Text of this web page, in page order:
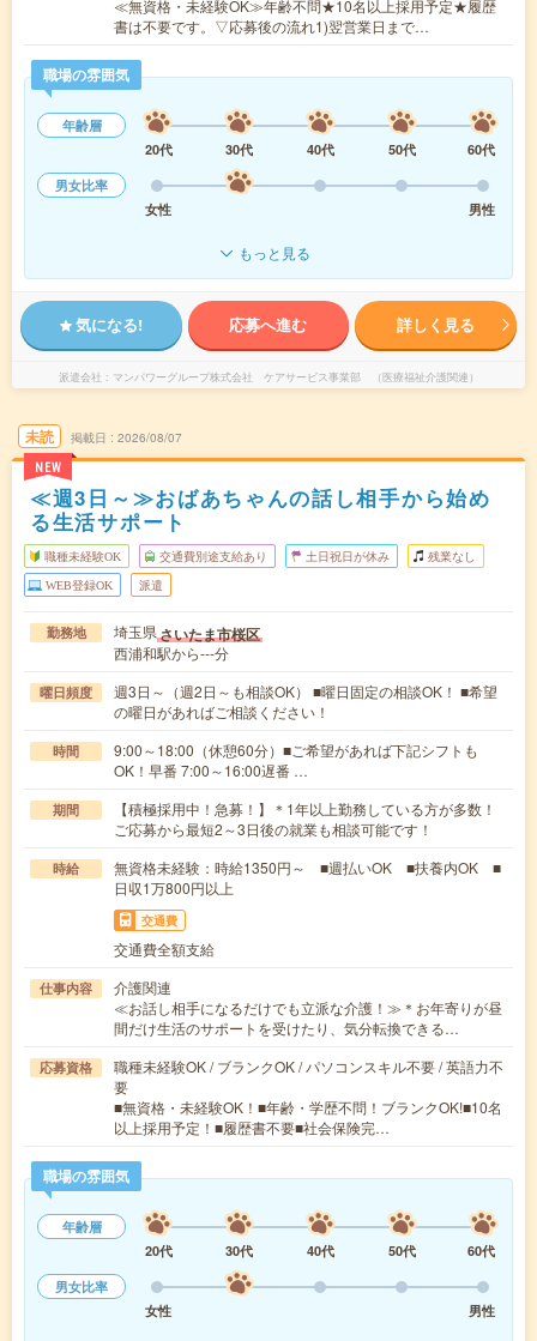
≪無資格・未経験OK≫年齢不問★10名以上採用予定★履歴
書は不要です。▽応募後の流れ1)翌営業日まで…
職場の雰囲気
年齢層
20代
30代 40代 50代
60代
男女比率
女性
男性
もっと見る
気になる! 応募へ進む 詳しく見る
派遣会社 マンパワーグループ株式会社 ケアサービス事業部 （医療福祉介護関連）
未読
NEW
掲載日 2026/08/07
≪週3日～≫おばあちゃんの話し相手から始め
る生活サポート
職種未経験OK 交通費別途支給あり 土日祝日が休み 残業なし
WEB登録OK 派遣
勤務地 埼玉県さいたま市桜区
西浦和駅から---分
曜日頻度
週3日～（週2日～も相談OK） ■曜日固定の相談OK！ ■希望
の曜日があればご相談ください！
時間
9:00～18:00（休憩60分）■ご希望があれば下記シフトも
OK！早番 7:00～16:00遅番 …
期間
【積極採用中！急募！】＊1年以上勤務している方が多数！
ご応募から最短2～3日後の就業も相談可能です！
時給
無資格未経験：時給1350円～ ■週払いOK ■扶養内OK ■
日収1万800円以上
交通費
交通費全額支給
仕事内容
介護関連
≪お話し相手になるだけでも立派な介護！≫＊お年寄りが昼
間だけ生活のサポートを受けたり、気分転換できる…
応募資格
職種未経験OK / ブランクOK / パソコンスキル不要 / 英語力不
要
■無資格・未経験OK！■年齢・学歴不問！ブランクOK!■10名
以上採用予定！■履歴書不要■社会保険完…
職場の雰囲気
年齢層
20代
30代 40代 50代
60代
男女比率
女性
男性